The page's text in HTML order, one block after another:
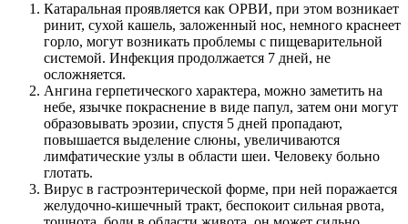
Катаральная проявляется как ОРВИ, при этом возникает
ринит, сухой кашель, заложенный нос, немного краснеет
горло, могут возникать проблемы с пищеварительной
системой. Инфекция продолжается 7 дней, не
осложняется.
Ангина герпетического характера, можно заметить на
небе, язычке покраснение в виде папул, затем они могут
образовывать эрозии, спустя 5 дней пропадают,
повышается выделение слюны, увеличиваются
лимфатические узлы в области шеи. Человеку больно
глотать.
Вирус в гастроэнтерической форме, при ней поражается
желудочно-кишечный тракт, беспокоит сильная рвота,